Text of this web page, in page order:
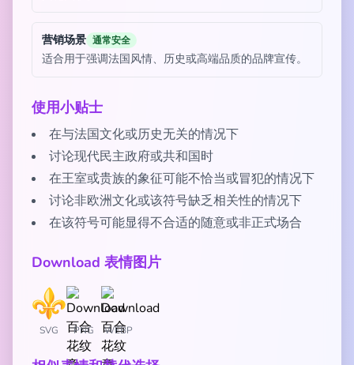
营销场景 通常安全
适合用于强调法国风情、历史或高端品质的品牌宣传。
使用小贴士
在与法国文化或历史无关的情况下
讨论现代民主政府或共和国时
在王室或贵族的象征可能不恰当或冒犯的情况下
讨论非欧洲文化或该符号缺乏相关性的情况下
在该符号可能显得不合适的随意或非正式场合
Download 表情图片
SVG PNG WEBP